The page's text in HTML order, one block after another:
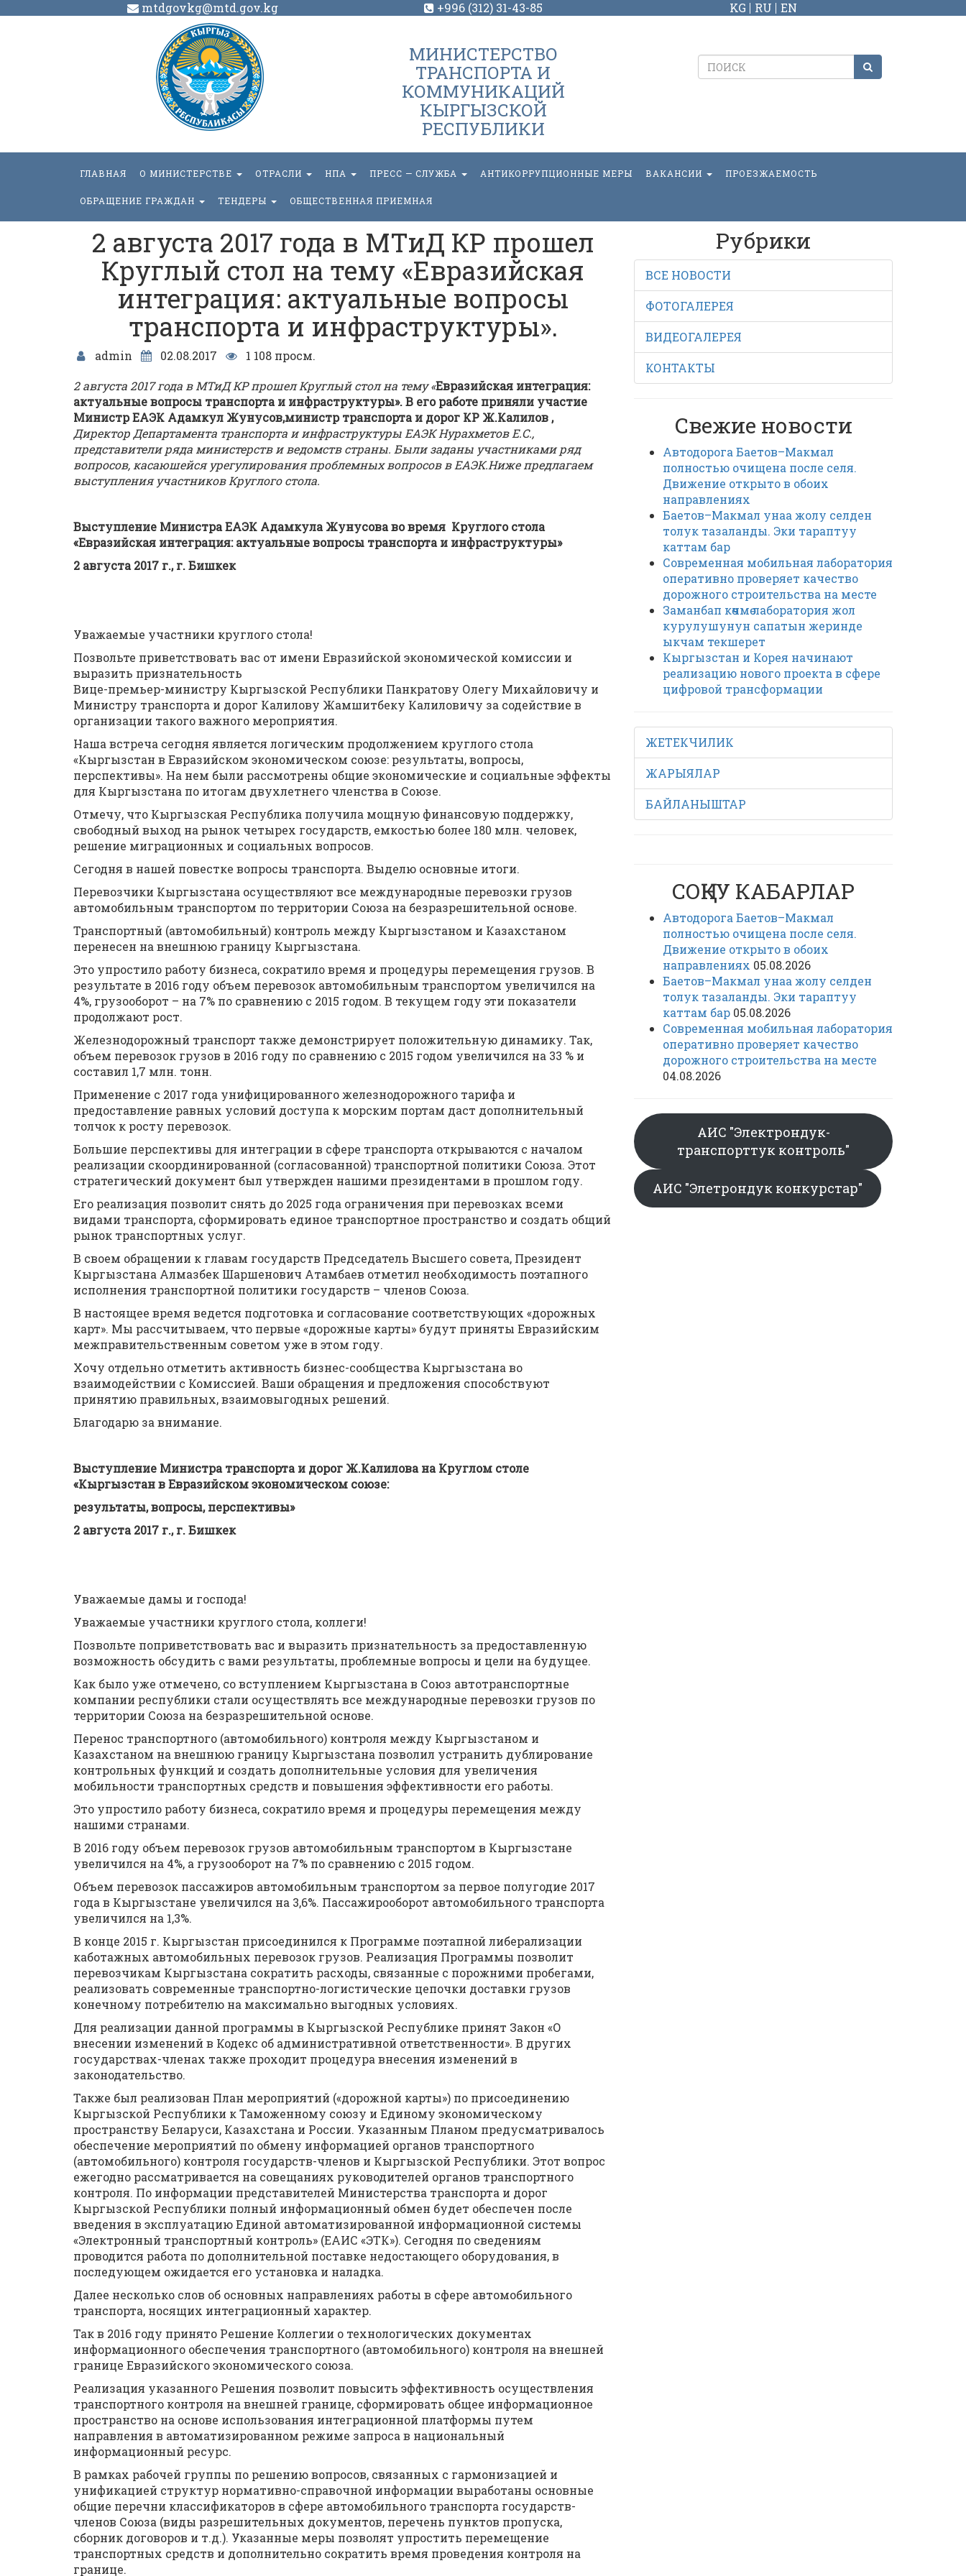
mtdgovkg@mtd.gov.kg +996 (312) 31-43-85 KG RU EN
МИНИСТЕРСТВО
ТРАНСПОРТА И
КОММУНИКАЦИЙ
КЫРГЫЗСКОЙ
РЕСПУБЛИКИ
ГЛАВНАЯ О МИНИСТЕРСТВЕ ОТРАСЛИ НПА ПРЕСС — СЛУЖБА АНТИКОРРУПЦИОННЫЕ МЕРЫ ВАКАНСИИ ПРОЕЗЖАЕМОСТЬ
ОБРАЩЕНИЕ ГРАЖДАН ТЕНДЕРЫ ОБЩЕСТВЕННАЯ ПРИЕМНАЯ
2 августа 2017 года в МТиД КР прошел
Круглый стол на тему «Евразийская
интеграция: актуальные вопросы
транспорта и инфраструктуры».
admin 02.08.2017
1 108 просм.
2 августа 2017 года в МТиД КР прошел Круглый стол на тему «Евразийская интеграция:
актуальные вопросы транспорта и инфраструктуры». В его работе приняли участие
Министр ЕАЭК Адамкул Жунусов,министр транспорта и дорог КР Ж.Калилов ,
Директор Департамента транспорта и инфраструктуры ЕАЭК Нурахметов Е.С.,
представители ряда министерств и ведомств страны. Были заданы участниками ряд
вопросов, касаюшейся урегулирования проблемных вопросов в ЕАЭК.Ниже предлагаем
выступления участников Круглого стола.
Выступление Министра ЕАЭК Адамкула Жунусова во время Круглого стола
«Евразийская интеграция: актуальные вопросы транспорта и инфраструктуры»
2 августа 2017 г., г. Бишкек
Уважаемые участники круглого стола!
Позвольте приветствовать вас от имени Евразийской экономической комиссии и
выразить признательность
Вице-премьер-министру Кыргызской Республики Панкратову Олегу Михайловичу и
Министру транспорта и дорог Калилову Жамшитбеку Калиловичу за содействие в
организации такого важного мероприятия.
Наша встреча сегодня является логическим продолжением круглого стола
«Кыргызстан в Евразийском экономическом союзе: результаты, вопросы,
перспективы». На нем были рассмотрены общие экономические и социальные эффекты
для Кыргызстана по итогам двухлетнего членства в Союзе.
Отмечу, что Кыргызская Республика получила мощную финансовую поддержку,
свободный выход на рынок четырех государств, емкостью более 180 млн. человек,
решение миграционных и социальных вопросов.
Сегодня в нашей повестке вопросы транспорта. Выделю основные итоги.
Перевозчики Кыргызстана осуществляют все международные перевозки грузов
автомобильным транспортом по территории Союза на безразрешительной основе.
Транспортный (автомобильный) контроль между Кыргызстаном и Казахстаном
перенесен на внешнюю границу Кыргызстана.
Это упростило работу бизнеса, сократило время и процедуры перемещения грузов. В
результате в 2016 году объем перевозок автомобильным транспортом увеличился на
4%, грузооборот – на 7% по сравнению с 2015 годом. В текущем году эти показатели
продолжают рост.
Железнодорожный транспорт также демонстрирует положительную динамику. Так,
объем перевозок грузов в 2016 году по сравнению с 2015 годом увеличился на 33 % и
составил 1,7 млн. тонн.
Применение с 2017 года унифицированного железнодорожного тарифа и
предоставление равных условий доступа к морским портам даст дополнительный
толчок к росту перевозок.
Большие перспективы для интеграции в сфере транспорта открываются с началом
реализации скоординированной (согласованной) транспортной политики Союза. Этот
стратегический документ был утвержден нашими президентами в прошлом году.
Его реализация позволит снять до 2025 года ограничения при перевозках всеми
видами транспорта, сформировать единое транспортное пространство и создать общий
рынок транспортных услуг.
В своем обращении к главам государств Председатель Высшего совета, Президент
Кыргызстана Алмазбек Шаршенович Атамбаев отметил необходимость поэтапного
исполнения транспортной политики государств – членов Союза.
В настоящее время ведется подготовка и согласование соответствующих «дорожных
карт». Мы рассчитываем, что первые «дорожные карты» будут приняты Евразийским
межправительственным советом уже в этом году.
Хочу отдельно отметить активность бизнес-сообщества Кыргызстана во
взаимодействии с Комиссией. Ваши обращения и предложения способствуют
принятию правильных, взаимовыгодных решений.
Благодарю за внимание.
Выступление Министра транспорта и дорог Ж.Калилова на Круглом столе
«Кыргызстан в Евразийском экономическом союзе:
результаты, вопросы, перспективы»
2 августа 2017 г., г. Бишкек
Уважаемые дамы и господа!
Уважаемые участники круглого стола, коллеги!
Позвольте поприветствовать вас и выразить признательность за предоставленную
возможность обсудить с вами результаты, проблемные вопросы и цели на будущее.
Как было уже отмечено, со вступлением Кыргызстана в Союз автотранспортные
компании республики стали осуществлять все международные перевозки грузов по
территории Союза на безразрешительной основе.
Перенос транспортного (автомобильного) контроля между Кыргызстаном и
Казахстаном на внешнюю границу Кыргызстана позволил устранить дублирование
контрольных функций и создать дополнительные условия для увеличения
мобильности транспортных средств и повышения эффективности его работы.
Это упростило работу бизнеса, сократило время и процедуры перемещения между
нашими странами.
В 2016 году объем перевозок грузов автомобильным транспортом в Кыргызстане
увеличился на 4%, а грузооборот на 7% по сравнению с 2015 годом.
Объем перевозок пассажиров автомобильным транспортом за первое полугодие 2017
года в Кыргызстане увеличился на 3,6%. Пассажирооборот автомобильного транспорта
увеличился на 1,3%.
В конце 2015 г. Кыргызстан присоединился к Программе поэтапной либерализации
каботажных автомобильных перевозок грузов. Реализация Программы позволит
перевозчикам Кыргызстана сократить расходы, связанные с порожними пробегами,
реализовать современные транспортно-логистические цепочки доставки грузов
конечному потребителю на максимально выгодных условиях.
Для реализации данной программы в Кыргызской Республике принят Закон «О
внесении изменений в Кодекс об административной ответственности». В других
государствах-членах также проходит процедура внесения изменений в
законодательство.
Также был реализован План мероприятий («дорожной карты») по присоединению
Кыргызской Республики к Таможенному союзу и Единому экономическому
пространству Беларуси, Казахстана и России. Указанным Планом предусматривалось
обеспечение мероприятий по обмену информацией органов транспортного
(автомобильного) контроля государств-членов и Кыргызской Республики. Этот вопрос
ежегодно рассматривается на совещаниях руководителей органов транспортного
контроля. По информации представителей Министерства транспорта и дорог
Кыргызской Республики полный информационный обмен будет обеспечен после
введения в эксплуатацию Единой автоматизированной информационной системы
«Электронный транспортный контроль» (ЕАИС «ЭТК»). Сегодня по сведениям
проводится работа по дополнительной поставке недостающего оборудования, в
последующем ожидается его установка и наладка.
Далее несколько слов об основных направлениях работы в сфере автомобильного
транспорта, носящих интеграционный характер.
Так в 2016 году принято Решение Коллегии о технологических документах
информационного обеспечения транспортного (автомобильного) контроля на внешней
границе Евразийского экономического союза.
Реализация указанного Решения позволит повысить эффективность осуществления
транспортного контроля на внешней границе, сформировать общее информационное
пространство на основе использования интеграционной платформы путем
направления в автоматизированном режиме запроса в национальный
информационный ресурс.
В рамках рабочей группы по решению вопросов, связанных с гармонизацией и
унификацией структур нормативно-справочной информации выработаны основные
общие перечни классификаторов в сфере автомобильного транспорта государств-
членов Союза (виды разрешительных документов, перечень пунктов пропуска,
сборник договоров и т.д.). Указанные меры позволят упростить перемещение
транспортных средств и дополнительно сократить время проведения контроля на
границе.
Рубрики
ВСЕ НОВОСТИ
ФОТОГАЛЕРЕЯ
ВИДЕОГАЛЕРЕЯ
КОНТАКТЫ
Свежие новости
Автодорога Баетов–Макмал
полностью очищена после селя.
Движение открыто в обоих
направлениях
Баетов–Макмал унаа жолу селден
толук тазаланды. Эки тараптуу
каттам бар
Современная мобильная лаборатория
оперативно проверяет качество
дорожного строительства на месте
Заманбап көчмө лаборатория жол
курулушунун сапатын жеринде
ыкчам текшерет
Кыргызстан и Корея начинают
реализацию нового проекта в сфере
цифровой трансформации
ЖЕТЕКЧИЛИК
ЖАРЫЯЛАР
БАЙЛАНЫШТАР
СОҢКУ КАБАРЛАР
Автодорога Баетов–Макмал
полностью очищена после селя.
Движение открыто в обоих
направлениях 05.08.2026
Баетов–Макмал унаа жолу селден
толук тазаланды. Эки тараптуу
каттам бар 05.08.2026
Современная мобильная лаборатория
оперативно проверяет качество
дорожного строительства на месте
04.08.2026
АИС "Электрондук-
транспорттук контроль"
АИС "Элетрондук конкурстар"